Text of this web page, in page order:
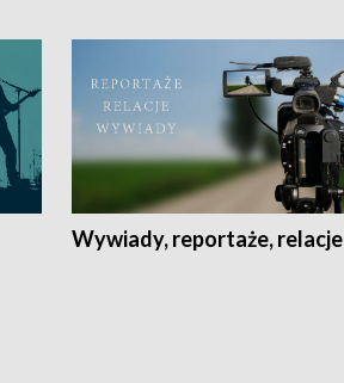
Wywiady, reportaże, relacje